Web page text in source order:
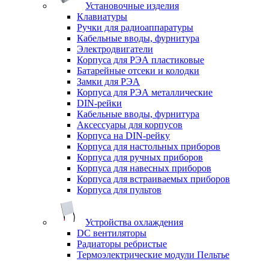
Установочные изделия
Клавиатуры
Ручки для радиоаппаратуры
Кабельные вводы, фурнитура
Электродвигатели
Корпуса для РЭА пластиковые
Батарейные отсеки и колодки
Замки для РЭА
Корпуса для РЭА металлические
DIN-рейки
Кабельные вводы, фурнитура
Аксессуары для корпусов
Корпуса на DIN-рейку
Корпуса для настольных приборов
Корпуса для ручных приборов
Корпуса для навесных приборов
Корпуса для встраиваемых приборов
Корпуса для пультов
Устройства охлаждения
DC вентиляторы
Радиаторы ребристые
Термоэлектрические модули Пельтье